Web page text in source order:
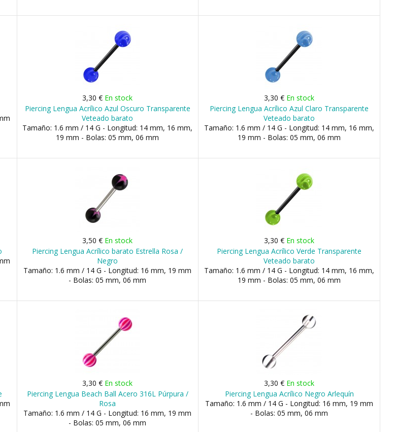
3,30 € En stock
Piercing Lengua Acrílico Azul Oscuro Transparente
Veteado barato
Tamaño: 1.6 mm / 14 G - Longitud: 14 mm, 16 mm,
19 mm - Bolas: 05 mm, 06 mm
3,30 € En stock
Piercing Lengua Acrílico Azul Claro Transparente
Veteado barato
Tamaño: 1.6 mm / 14 G - Longitud: 14 mm, 16 mm,
19 mm - Bolas: 05 mm, 06 mm
3,50 € En stock
Piercing Lengua Acrílico barato Estrella Rosa /
Negro
Tamaño: 1.6 mm / 14 G - Longitud: 16 mm, 19 mm
- Bolas: 05 mm, 06 mm
3,30 € En stock
Piercing Lengua Acrílico Verde Transparente
Veteado barato
Tamaño: 1.6 mm / 14 G - Longitud: 14 mm, 16 mm,
19 mm - Bolas: 05 mm, 06 mm
3,30 € En stock
Piercing Lengua Beach Ball Acero 316L Púrpura /
Rosa
Tamaño: 1.6 mm / 14 G - Longitud: 16 mm, 19 mm
- Bolas: 05 mm, 06 mm
3,30 € En stock
Piercing Lengua Acrílico Negro Arlequín
Tamaño: 1.6 mm / 14 G - Longitud: 16 mm, 19 mm
- Bolas: 05 mm, 06 mm